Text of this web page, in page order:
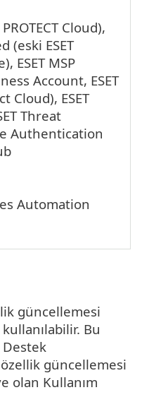
PROTECT Cloud),
(eski ESET
), ESET MSP
Account, ESET
Cloud), ESET
Threat
Authentication
Automation
güncellemesi
Bu
özellik güncellemesi
olan Kullanım